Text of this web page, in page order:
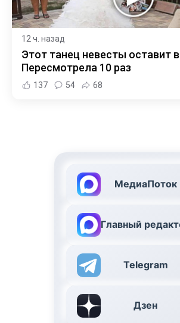
12 ч. назад
Этот танец невесты оставит
Пересмотрела 10 раз
137 54 68
МедиаПоток
Главный
Telegram
Дзен